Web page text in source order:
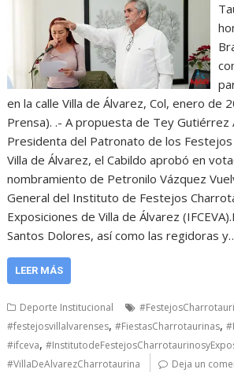
en la calle Villa de Álvarez, Col, enero de
Prensa). .- A propuesta de Tey Gutiérrez
Presidenta del Patronato de los
Villa de Álvarez, el Cabildo aprobó en
nombramiento de Petronilo Vázquez
General del Instituto de Festejos
Exposiciones de Villa de Álvarez
Santos Dolores, así como las regidoras
LEER MÁS
Deporte Institucional
#festejosvillalvarenses,#FiestasCharrotaurinas,
#ifceva,
#VillaDeAlvarezCharrotaurina Deja un